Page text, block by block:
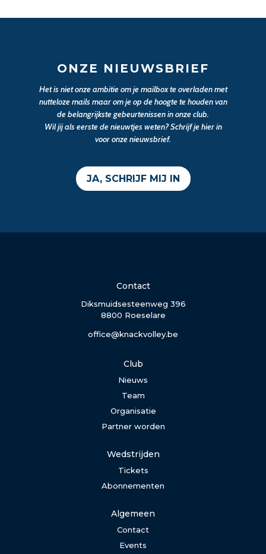
ONZE NIEUWSBRIEF
Het is niet onze ambitie om je mailbox te overladen met
nutteloze mails maar om je op de hoogte te houden van
de belangrijkste gebeurtenissen in onze club.
Wil jij als eerste de nieuwtjes weten? Schrijf je hier in
voor onze nieuwsbrief.
JA, SCHRIJF MIJ IN
Contact
Diksmuidsesteenweg 396
8800 Roeselare
office@knackvolley.be
Club
Nieuws
Team
Organisatie
Partner worden
Wedstrijden
Tickets
Abonnementen
Algemeen
Contact
Events